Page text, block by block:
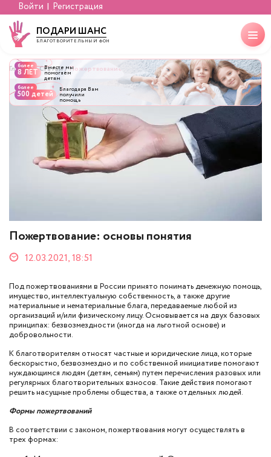
Войти Регистрация
ПОДАРИ ШАНС
БЛАГОТВОРИТЕЛЬНЫЙ ФОНД
более
8 ЛЕТ Вместе мы
помогаем
детям
более
500 детей Благодаря Вам
получили
помощь
Главная Статьи Пожертвование: основы понятия
Пожертвование: основы понятия
12.03.2021, 18:51
Под пожертвованиями в России принято понимать денежную помощь,
имущество, интеллектуальную собственность, а также другие
материальные и нематериальные блага, передаваемые любой из
организаций и/или физическому лицу. Основывается на двух базовых
принципах: безвозмездности (иногда на льготной основе) и
добровольности.
К благотворителям относят частные и юридические лица, которые
бескорыстно, безвозмездно и по собственной инициативе помогают
нуждающимся людям (детям, семьям) путем перечисления разовых или
регулярных благотворительных взносов. Такие действия помогают
решить насущные проблемы общества, а также отдельных людей.
Формы пожертвований
В соответствии с законом, пожертвования могут осуществлять в
трех формах: